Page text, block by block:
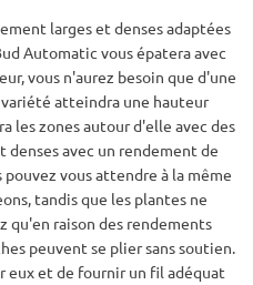
larges et denses adaptées
Automatic vous épatera avec
vous n'aurez besoin que d'une
atteindra une hauteur
les zones autour d'elle avec des
avec un rendement de
vous attendre à la même
tandis que les plantes ne
qu'en raison des rendements
peuvent se plier sans soutien.
eux et de fournir un fil adéquat